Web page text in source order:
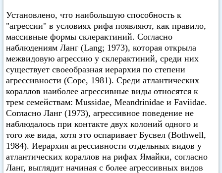
Установлено, что наибольшую способность к
"агрессии" в условиях рифа появляют, как правило,
массивные формы склерактиний. Согласно
наблюдениям Ланг (Lang; 1973), которая открыла
межвидовую агрессию у склерактиний, среди них
существует своеобразная иерархия по степени
агрессивности (Соре, 1981). Среди атлантических
кораллов наиболее агрессивные виды относятся к
трем семействам: Mussidae, Meandrinidae и Faviidae.
Согласно Ланг (1973), агрессивное поведение не
наблюдалось при контакте двух колоний одного и
того же вида, хотя это оспаривает Бусвел (Bothwell,
1984). Иерархия агрессивности отдельных видов у
атлантических кораллов на рифах Ямайки, согласно
Ланг, выглядит начиная с более агрессивных видов